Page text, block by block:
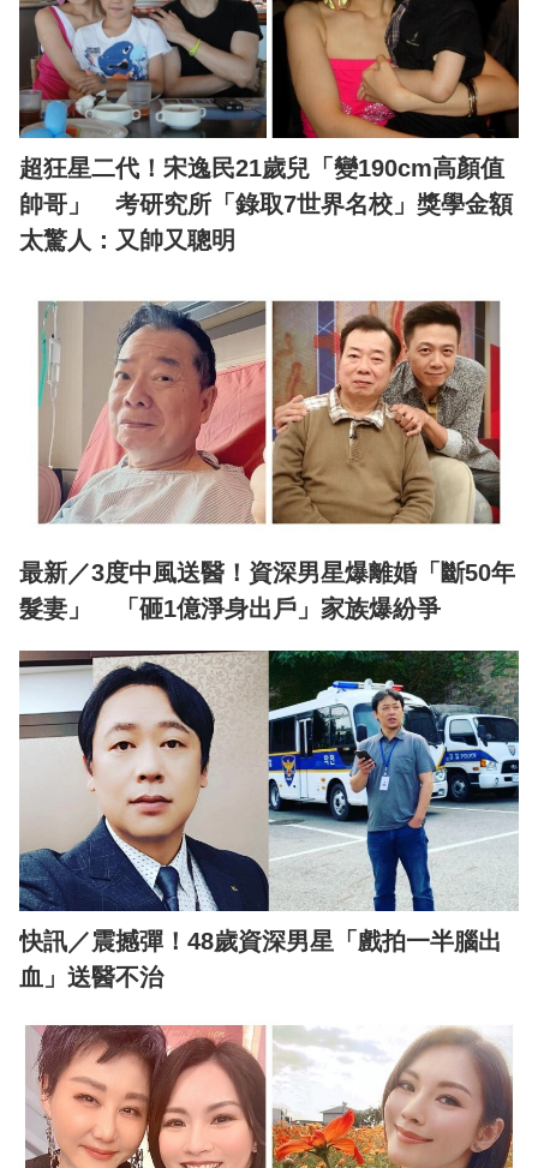
超狂星二代！宋逸民21歲兒「變190cm高顏值
帥哥」 考研究所「錄取7世界名校」獎學金額
太驚人：又帥又聰明
最新／3度中風送醫！資深男星爆離婚「斷50年
髮妻」 「砸1億淨身出戶」家族爆紛爭
快訊／震撼彈！48歲資深男星「戲拍一半腦出
血」送醫不治